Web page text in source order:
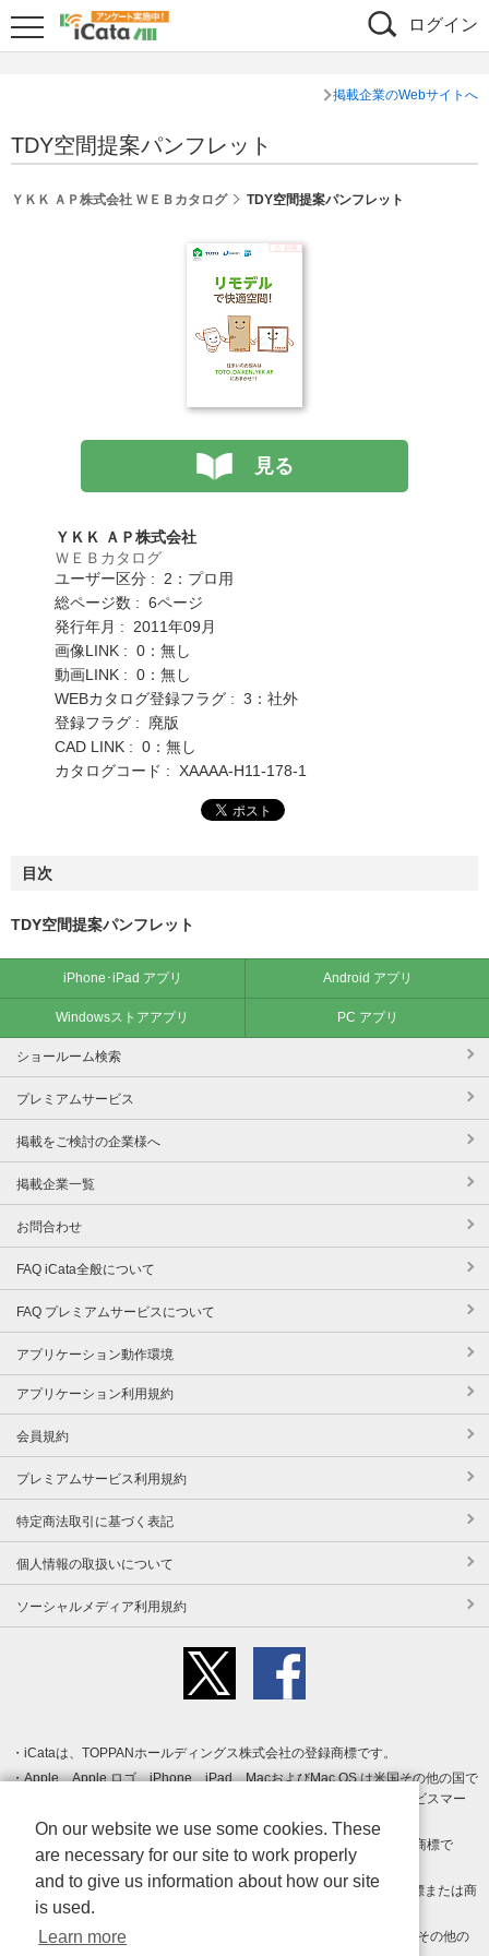
ログイン
掲載企業のWebサイトへ
TDY空間提案パンフレット
ＹＫＫ ＡＰ株式会社 ＷＥＢカタログ TDY空間提案パンフレット
見る
ＹＫＫ ＡＰ株式会社
ＷＥＢカタログ
ユーザー区分 : 2：プロ用
総ページ数 : 6ページ
発行年月 : 2011年09月
画像LINK : 0：無し
動画LINK : 0：無し
WEBカタログ登録フラグ : 3：社外
登録フラグ : 廃版
CAD LINK : 0：無し
カタログコード : XAAAA-H11-178-1
目次
TDY空間提案パンフレット
iPhone･iPad アプリ Android アプリ
Windowsストアアプリ PC アプリ
ショールーム検索
プレミアムサービス
掲載をご検討の企業様へ
掲載企業一覧
お問合わせ
FAQ iCata全般について
FAQ プレミアムサービスについて
アプリケーション動作環境
アプリケーション利用規約
会員規約
プレミアムサービス利用規約
特定商法取引に基づく表記
個人情報の取扱いについて
ソーシャルメディア利用規約
iCataは、TOPPANホールディングス株式会社の登録商標です。
Apple、Apple ロゴ、iPhone、iPad、MacおよびMac OS は米国その他の国で
登録された Apple Inc. の商標です。App Store は Apple Inc. のサービスマー
クです。
Android、Google Play および Google Play ロゴ は Google LLC の商標で
す。
Windows は Microsoft Inc.の米国およびその他の国における登録商標または商
標です。
Adobe、Adobe Reader、Adobe PDF は、Adobe Inc.の米国およびその他の
On our website we use some cookies. These
are necessary for our site to work properly
and to give us information about how our site
is used.
Learn more